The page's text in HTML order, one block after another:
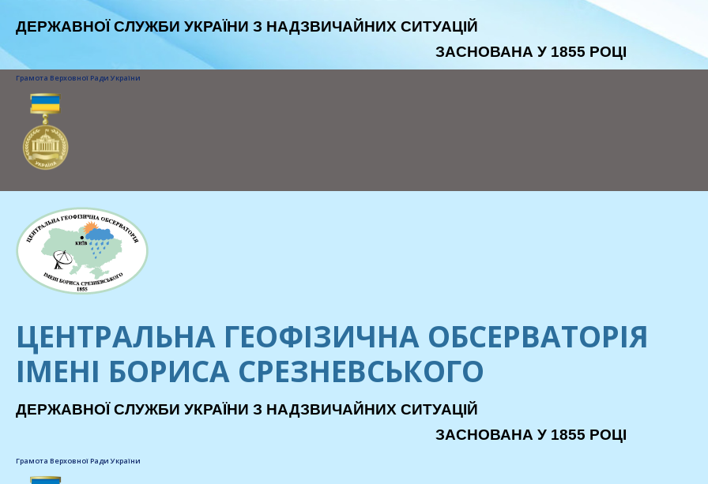
ДЕРЖАВНОЇ СЛУЖБИ УКРАЇНИ З НАДЗВИЧАЙНИХ СИТУАЦІЙ
ЗАСНОВАНА У 1855 РОЦІ
Грамота Верховної Ради України
ЦЕНТРАЛЬНА ГЕОФІЗИЧНА ОБСЕРВАТОРІЯ
ІМЕНІ БОРИСА СРЕЗНЕВСЬКОГО
ДЕРЖАВНОЇ СЛУЖБИ УКРАЇНИ З НАДЗВИЧАЙНИХ СИТУАЦІЙ
ЗАСНОВАНА У 1855 РОЦІ
Грамота Верховної Ради України